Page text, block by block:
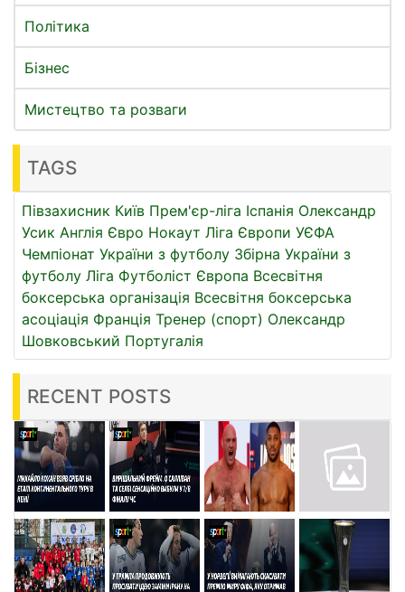
Політика
Бізнес
Мистецтво та розваги
TAGS
Півзахисник Київ Прем'єр-ліга Іспанія Олександр
Усик Англія Євро Нокаут Ліга Європи УЄФА
Чемпіонат України з футболу Збірна України з
футболу Ліга Футболіст Європа Всесвітня
боксерська організація Всесвітня боксерська
асоціація Франція Тренер (спорт) Олександр
Шовковський Португалія
RECENT POSTS